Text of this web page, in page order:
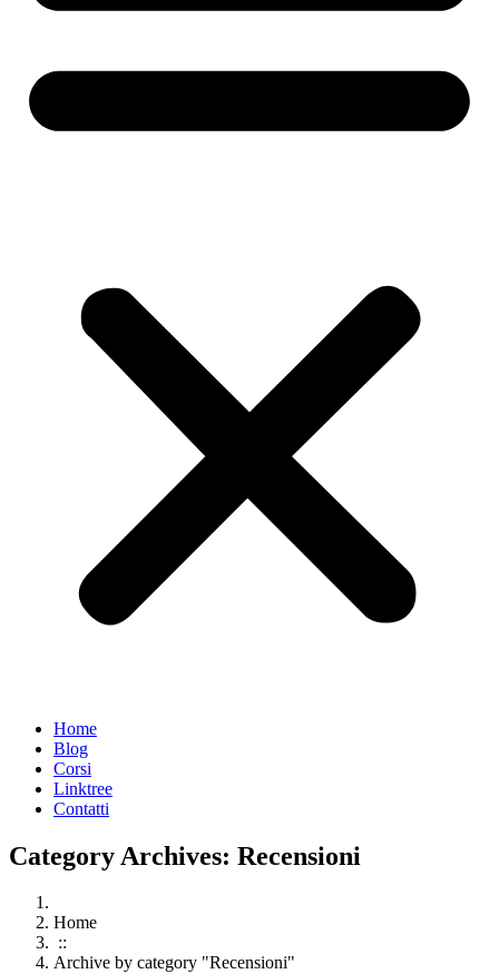
Home
Blog
Corsi
Linktree
Contatti
Category Archives: Recensioni
Home
::
Archive by category "Recensioni"